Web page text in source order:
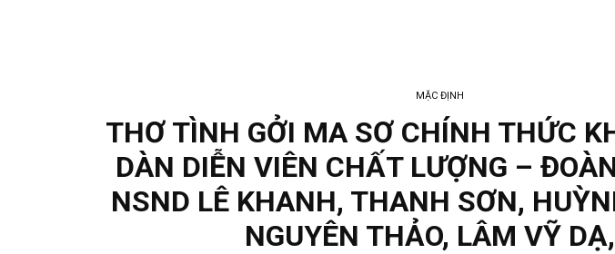
MẶC ĐỊNH
THƠ TÌNH GỞI MA SƠ CHÍNH THỨC
DÀN DIỄN VIÊN CHẤT LƯỢNG –
NSND LÊ KHANH, THANH SƠN,
NGUYÊN THẢO, LÂM VỸ